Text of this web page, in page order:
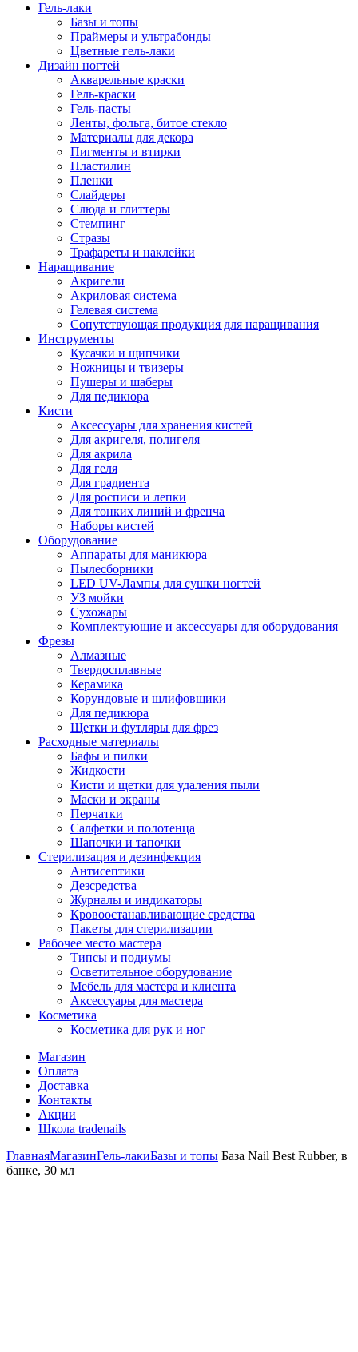
Гель-лаки
Базы и топы
Праймеры и ультрабонды
Цветные гель-лаки
Дизайн ногтей
Акварельные краски
Гель-краски
Гель-пасты
Ленты, фольга, битое стекло
Материалы для декора
Пигменты и втирки
Пластилин
Пленки
Слайдеры
Слюда и глиттеры
Стемпинг
Стразы
Трафареты и наклейки
Наращивание
Акригели
Акриловая система
Гелевая система
Сопутствующая продукция для наращивания
Инструменты
Кусачки и щипчики
Ножницы и твизеры
Пушеры и шаберы
Для педикюра
Кисти
Аксессуары для хранения кистей
Для акригеля, полигеля
Для акрила
Для геля
Для градиента
Для росписи и лепки
Для тонких линий и френча
Наборы кистей
Оборудование
Аппараты для маникюра
Пылесборники
LED UV-Лампы для сушки ногтей
УЗ мойки
Сухожары
Комплектующие и аксессуары для оборудования
Фрезы
Алмазные
Твердосплавные
Керамика
Корундовые и шлифовщики
Для педикюра
Щетки и футляры для фрез
Расходные материалы
Бафы и пилки
Жидкости
Кисти и щетки для удаления пыли
Маски и экраны
Перчатки
Салфетки и полотенца
Шапочки и тапочки
Стерилизация и дезинфекция
Антисептики
Дезсредства
Журналы и индикаторы
Кровоостанавливающие средства
Пакеты для стерилизации
Рабочее место мастера
Типсы и подиумы
Осветительное оборудование
Мебель для мастера и клиента
Аксессуары для мастера
Косметика
Косметика для рук и ног
Магазин
Оплата
Доставка
Контакты
Акции
Школа tradenails
ГлавнаяМагазинГель-лакиБазы и топы База Nail Best Rubber, в
банке, 30 мл